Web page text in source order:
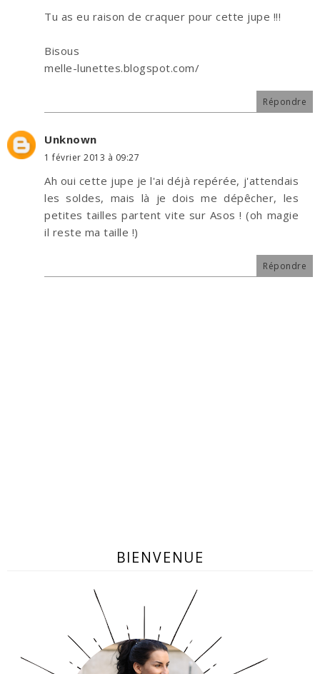
Tu as eu raison de craquer pour cette jupe !!!
Bisous
melle-lunettes.blogspot.com/
Répondre
Unknown
1 février 2013 à 09:27
Ah oui cette jupe je l'ai déjà repérée, j'attendais
les soldes, mais là je dois me dépêcher, les
petites tailles partent vite sur Asos ! (oh magie
il reste ma taille !)
Répondre
BIENVENUE